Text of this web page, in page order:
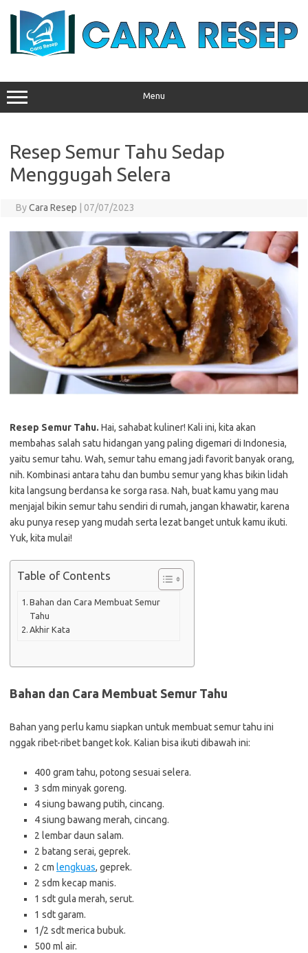
Menu
Resep Semur Tahu Sedap
Menggugah Selera
ByCara Resep 07/07/2023
Resep Semur Tahu. Hai, sahabat kuliner! Kali ini, kita akan
membahas salah satu hidangan yang paling digemari di Indonesia,
yaitu semur tahu. Wah, semur tahu emang jadi favorit banyak orang,
nih. Kombinasi antara tahu dan bumbu semur yang khas bikin lidah
kita langsung berdansa ke sorga rasa. Nah, buat kamu yang mau
menjajal bikin semur tahu sendiri di rumah, jangan khawatir, karena
aku punya resep yang mudah serta lezat banget untuk kamu ikuti.
Yuk, kita mulai!
Table of Contents
Bahan dan Cara Membuat Semur
Tahu
Akhir Kata
Bahan dan Cara Membuat Semur Tahu
Bahan yang perlu kamu siapkan untuk membuat semur tahu ini
nggak ribet-ribet banget kok. Kalian bisa ikuti dibawah ini:
400 gram tahu, potong sesuai selera.
3 sdm minyak goreng.
4 siung bawang putih, cincang.
4 siung bawang merah, cincang.
2 lembar daun salam.
2 batang serai, geprek.
2 cm lengkuas, geprek.
2 sdm kecap manis.
1 sdt gula merah, serut.
1 sdt garam.
1/2 sdt merica bubuk.
500 ml air.